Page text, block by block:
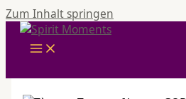
Zum Inhalt springen